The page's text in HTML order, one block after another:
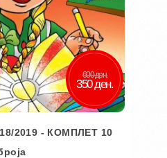
600 ден.
350 ден.
2019 - КОМПЛЕТ 10